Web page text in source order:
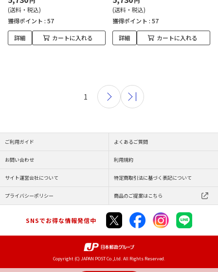
(送料・税込)
獲得ポイント : 57
詳細 カートに入れる
(送料・税込)
獲得ポイント : 57
詳細 カートに入れる
1
ご利用ガイド よくあるご質問
お問い合わせ 利用規約
サイト運営会社について 特定商取引法に基づく表記について
プライバシーポリシー 商品のご提案はこちら
SNSでお得な情報発信中
Copyright (C) JAPAN POST Co.,Ltd. All Rights Reserved.